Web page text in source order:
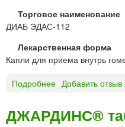
б
л
о
Торговое наименование
ДИАБ ЭДАС-112
Лекарственная форма
Капли для приема внутрь
Подробнее
А
Добавить
ДЖАРДИНС®